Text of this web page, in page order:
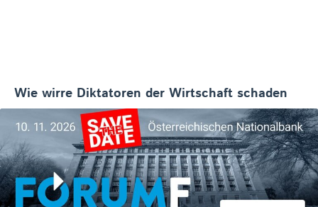
Wie wirre Diktatoren der Wirtschaft schaden